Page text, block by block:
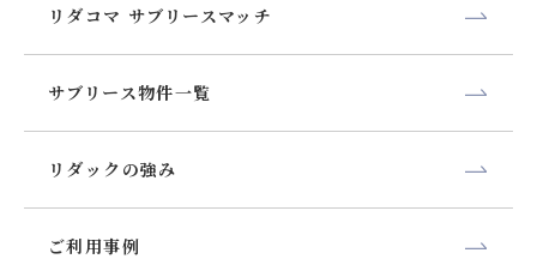
リダコマ サブリースマッチ
サブリース物件一覧
リダックの強み
ご利用事例